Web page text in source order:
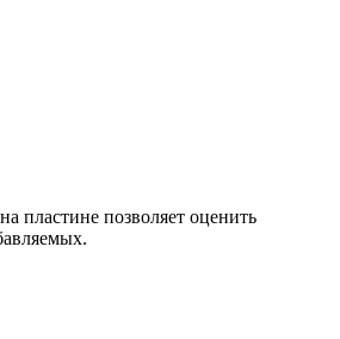
пластине позволяет оценить